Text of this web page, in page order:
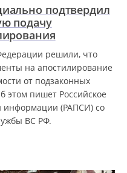
подтвердил
подачу
решили, что
на апостилирование
от подзаконных
этом пишет Российское
информации (РАПСИ) со
ВС РФ.